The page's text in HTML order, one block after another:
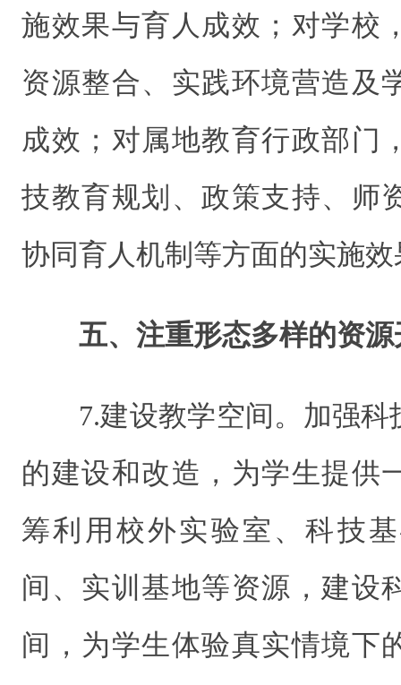
施效果与育人成效；对学校
资源整合、实践环境营造及
成效；对属地教育行政部门
技教育规划、政策支持、师
协同育人机制等方面的实施效
五、注重形态多样的资
7.建设教学空间。加强
的建设和改造，为学生提供
筹利用校外实验室、科技
间、实训基地等资源，建设
间，为学生体验真实情境下